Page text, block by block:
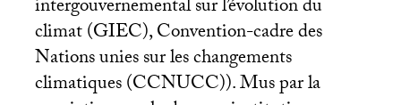
intergouvernemental sur l’évolution du
climat (GIEC), Convention-cadre des
Nations unies sur les changements
climatiques (CCNUCC)). Mus par la